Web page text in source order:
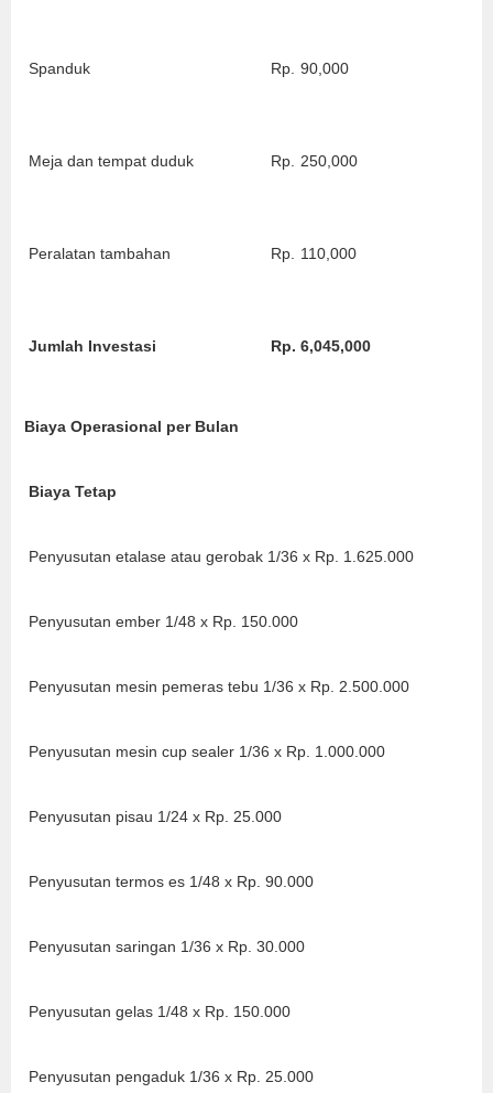
Spanduk Rp. 90,000
Meja dan tempat duduk Rp. 250,000
Peralatan tambahan Rp. 110,000
Jumlah Investasi Rp. 6,045,000
Biaya Operasional per Bulan
Biaya Tetap
Penyusutan etalase atau gerobak 1/36 x Rp. 1.625.000
Penyusutan ember 1/48 x Rp. 150.000
Penyusutan mesin pemeras tebu 1/36 x Rp. 2.500.000
Penyusutan mesin cup sealer 1/36 x Rp. 1.000.000
Penyusutan pisau 1/24 x Rp. 25.000
Penyusutan termos es 1/48 x Rp. 90.000
Penyusutan saringan 1/36 x Rp. 30.000
Penyusutan gelas 1/48 x Rp. 150.000
Penyusutan pengaduk 1/36 x Rp. 25.000